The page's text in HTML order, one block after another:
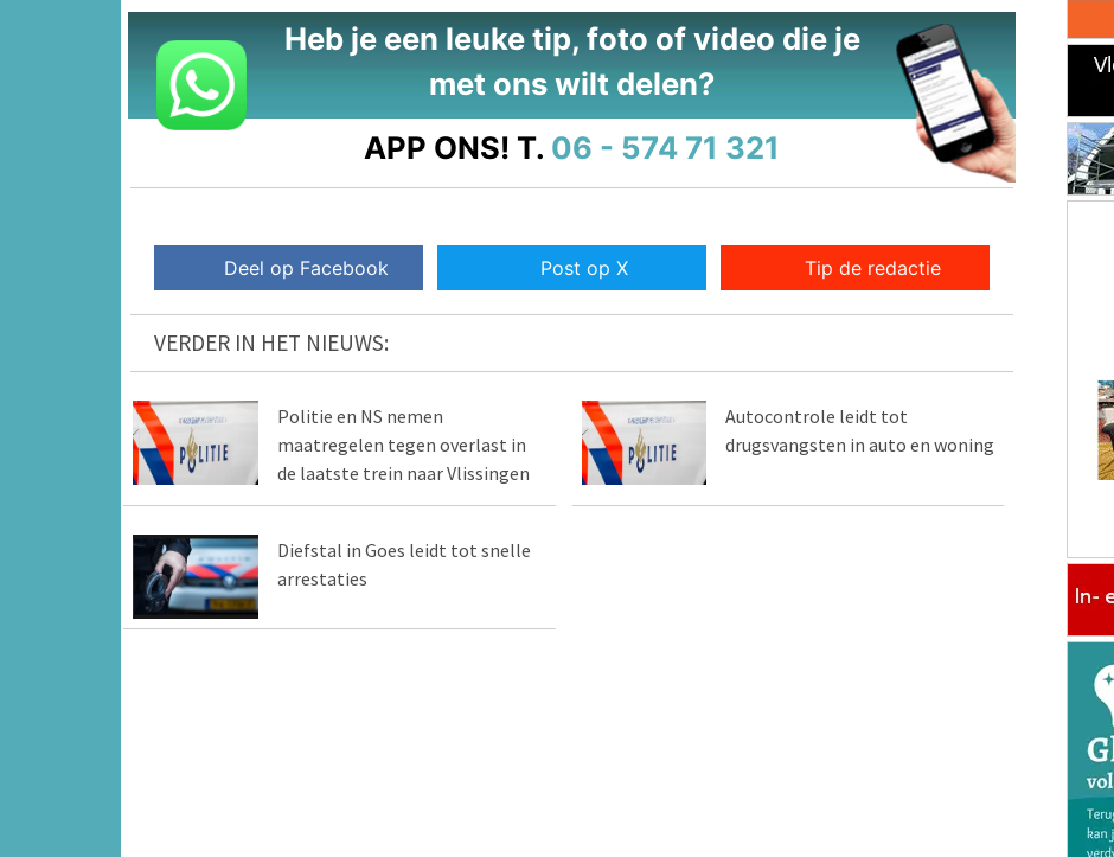
Heb je een leuke tip, foto of video die je
met ons wilt delen?
APP ONS! T. 06 - 574 71 321
Deel op Facebook Post op X Tip de redactie
VERDER IN HET NIEUWS:
Politie en NS nemen
maatregelen tegen overlast in
de laatste trein naar Vlissingen
Autocontrole leidt tot
drugsvangsten in auto en woning
Diefstal in Goes leidt tot snelle
arrestaties